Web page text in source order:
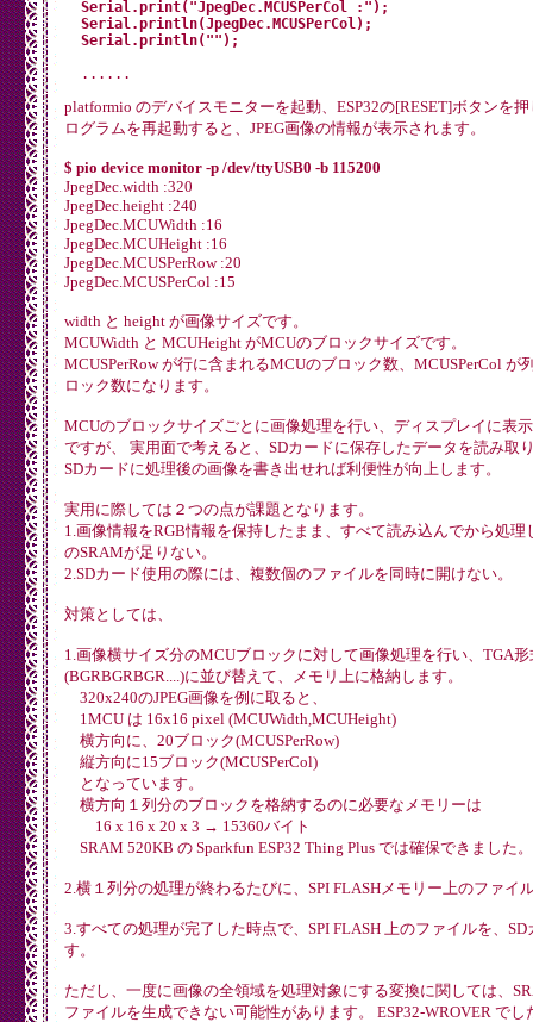
  Serial.print("JpegDec.MCUSPerCol :");
  Serial.println(JpegDec.MCUSPerCol);
platformio のデバイスモニターを起動、ESP32の[RESET]ボタンを
ログラムを再起動すると、JPEG画像の情報が表示されます。
$ pio device monitor -p /dev/ttyUSB0 -b 115200
JpegDec.width :320
JpegDec.height :240
JpegDec.MCUWidth :16
JpegDec.MCUHeight :16
JpegDec.MCUSPerRow :20
JpegDec.MCUSPerCol :15
width と height が画像サイズです。
MCUWidth と MCUHeight がMCUのブロックサイズです。
MCUSPerRow が行に含まれるMCUのブロック数、MCUSPerCol が
ロック数になります。
MCUのブロックサイズごとに画像処理を行い、ディスプレイに表
ですが、 実用面で考えると、SDカードに保存したデータを読み取
SDカードに処理後の画像を書き出せれば利便性が向上します。
実用に際しては２つの点が課題となります。
1.画像情報をRGB情報を保持したまま、すべて読み込んでから処理
のSRAMが足りない。
2.SDカード使用の際には、複数個のファイルを同時に開けない。
対策としては、
1.画像横サイズ分のMCUブロックに対して画像処理を行い、TGA
(BGRBGRBGR....)に並び替えて、メモリ上に格納します。
320x240のJPEG画像を例に取ると、
1MCU は 16x16 pixel (MCUWidth,MCUHeight)
横方向に、20ブロック(MCUSPerRow)
縦方向に15ブロック(MCUSPerCol)
となっています。
横方向１列分のブロックを格納するのに必要なメモリーは
16 x 16 x 20 x 3 → 15360バイト
SRAM 520KB の Sparkfun ESP32 Thing Plus では確保できました。
2.横１列分の処理が終わるたびに、SPI FLASHメモリー上のファイ
3.すべての処理が完了した時点で、SPI FLASH 上のファイルを、
す。
ただし、一度に画像の全領域を処理対象にする変換に関しては、
ファイルを生成できない可能性があります。 ESP32-WROVER でし